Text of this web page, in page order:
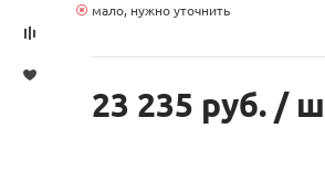
мало, нужно уточнить
23 235 руб. /